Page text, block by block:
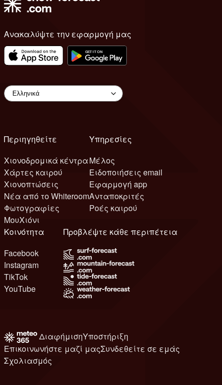
Ανακαλύψτε την εφαρμογή μας
Περιηγηθείτε
Χιονοδρομικά κέντρα
Χάρτες καιρού
Χιονοπτώσεις
Νέα από το Whiteroom
Φωτογραφίες
ΜουΧιόνι
Υπηρεσίες
Μέλος
Ειδοποιήσεις email
Εφαρμογή app
Ανταποκριτές
Ροές καιρού
Κοινότητα
Facebook
Instagram
TikTok
YouTube
Προβλέψτε κάθε περιπέτεια
ΔιαφήμισηΥποστήριξη
Επικοινωνήστε μαζί μαςΣυνδεθείτε σε εμάς
Σχολιασμός